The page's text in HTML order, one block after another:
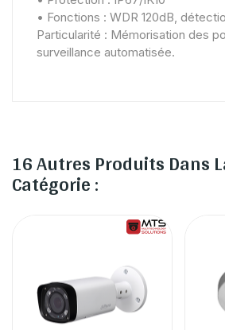
• Fonctions : WDR 120dB,
Particularité : Mémorisation des
surveillance automatisée.
16 Autres Produits Dans
Catégorie :